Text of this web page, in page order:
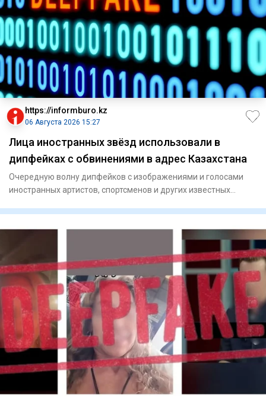
https://informburo.kz
06 Августа 2026 15:27
Лица иностранных звёзд использовали в
дипфейках с обвинениями в адрес Казахстана
Очередную волну дипфейков с изображениями и голосами
иностранных артистов, спортсменов и других известных